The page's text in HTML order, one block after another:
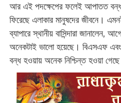
আর এই পদক্ষেপের ফলেই আপাতত
ফিরেছে এলাকার মানুষদের জীবনে।
ব্যাপারে স্থানীয় বাসিন্দারা জানালেন,
অনেকটাই ভালো হয়েছে। বিএসএফ
বন্ধ হওয়ায় অনেক নিশ্চিন্ত হওয়া